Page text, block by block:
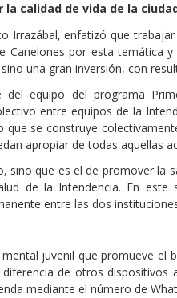
calidad de vida de la
Irrazábal, enfatizó que
Canelones por esta temática
una gran inversión, con
del equipo del programa
entre equipos de la
se construye
apropiar de todas aquellas
sino que es el de promover la
de la Intendencia. En
entre las dos
juvenil que promueve el
de otros
mediante el número de